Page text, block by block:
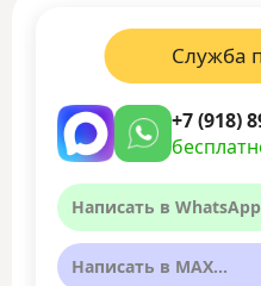
Служба
+7 (918)
Написать в
Написать в MAX...